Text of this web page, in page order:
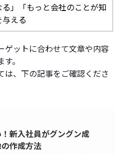
」「もっと会社のことが知
える
ゲットに合わせて文章や内容
。
は、下の記事をご確認くださ
新入社員がグングン成
作成方法